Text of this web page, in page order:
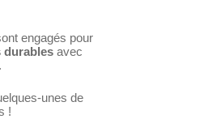
engagés pour
durables avec
unes de
!